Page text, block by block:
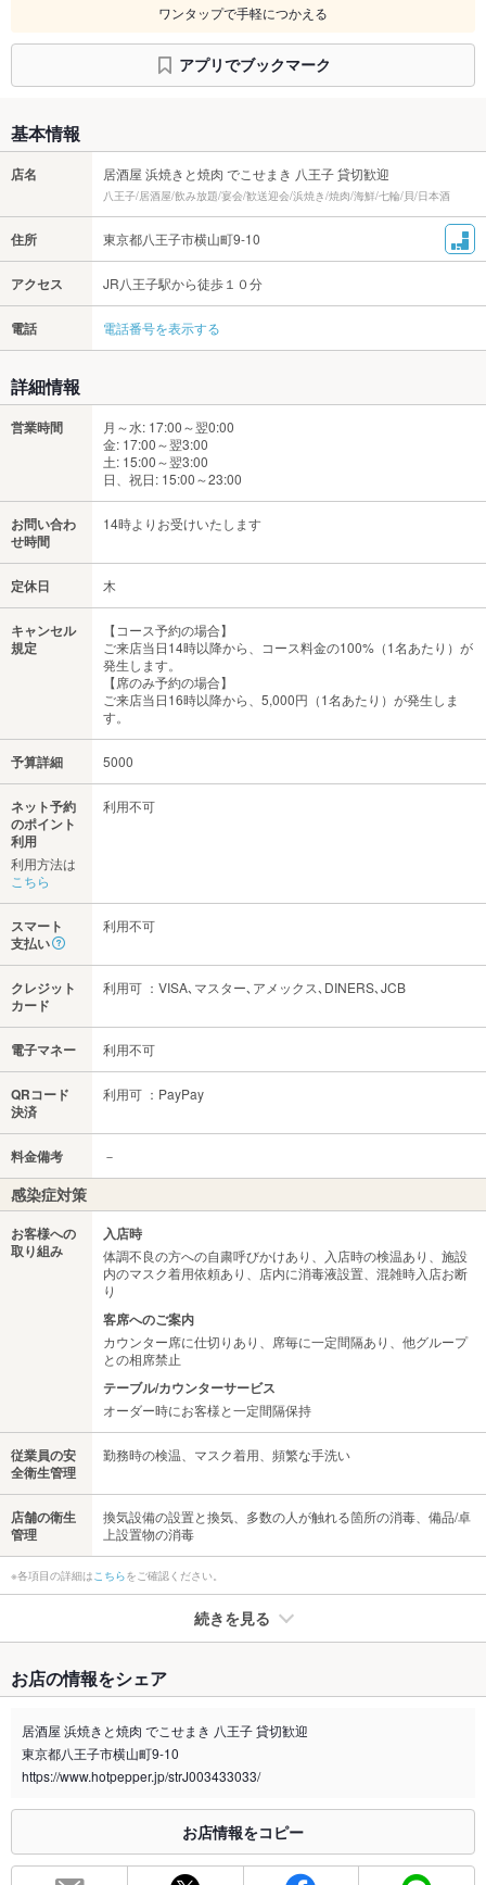
ワンタップで手軽につかえる
アプリでブックマーク
基本情報
店名 居酒屋 浜焼きと焼肉 でこせまき 八王子 貸切歓迎
八王子/居酒屋/飲み放題/宴会/歓送迎会/浜焼き/焼肉/海鮮/七輪/貝/日本酒
住所 東京都八王子市横山町9-10
アクセス JR八王子駅から徒歩１０分
電話 電話番号を表示する
詳細情報
営業時間
月～水: 17:00～翌0:00
金: 17:00～翌3:00
土: 15:00～翌3:00
日、祝日: 15:00～23:00
お問い合わ
せ時間
14時よりお受けいたします
定休日 木
キャンセル
規定
【コース予約の場合】
ご来店当日14時以降から、コース料金の100%（1名あたり）が
発生します。
【席のみ予約の場合】
ご来店当日16時以降から、5,000円（1名あたり）が発生しま
す。
予算詳細 5000
ネット予約
のポイント
利用
利用方法は
こちら
利用不可
スマート
支払い
利用不可
クレジット
カード
利用可 ：VISA､マスター､アメックス､DINERS､JCB
電子マネー 利用不可
QRコード
決済
利用可 ：PayPay
料金備考 －
感染症対策
お客様への
取り組み
入店時
体調不良の方への自粛呼びかけあり、入店時の検温あり、施設
内のマスク着用依頼あり、店内に消毒液設置、混雑時入店お断
り
客席へのご案内
カウンター席に仕切りあり、席毎に一定間隔あり、他グループ
との相席禁止
テーブル/カウンターサービス
オーダー時にお客様と一定間隔保持
従業員の安
全衛生管理
勤務時の検温、マスク着用、頻繁な手洗い
店舗の衛生
管理
換気設備の設置と換気、多数の人が触れる箇所の消毒、備品/卓
上設置物の消毒
※各項目の詳細は こちらをご確認ください。
続きを見る
禁煙・喫煙
全席禁煙
喫煙専用室 なし
合わせください。
お席
お店の情報をシェア
居酒屋 浜焼きと焼肉 でこせまき 八王子 貸切歓迎
東京都八王子市横山町9-10
https://www.hotpepper.jp/strJ003433033/
お店情報をコピー